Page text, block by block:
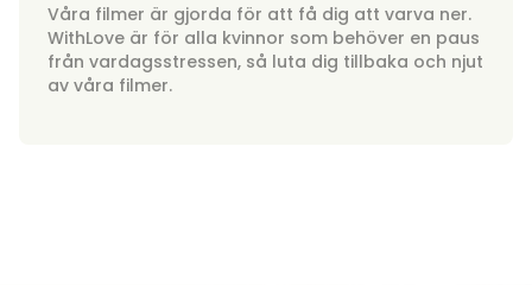
Våra filmer är gjorda för att få dig att varva ner.
WithLove är för alla kvinnor som behöver en paus
från vardagsstressen, så luta dig tillbaka och njut
av våra filmer.